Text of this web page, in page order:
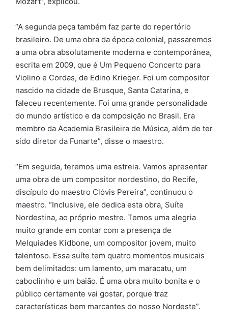
“A segunda peça também faz parte do repertório
brasileiro. De uma obra da época colonial, passaremos
a uma obra absolutamente moderna e contemporânea,
escrita em 2009, que é Um Pequeno Concerto para
Violino e Cordas, de Edino Krieger. Foi um compositor
nascido na cidade de Brusque, Santa Catarina, e
faleceu recentemente. Foi uma grande personalidade
do mundo artístico e da composição no Brasil. Era
membro da Academia Brasileira de Música, além de ter
sido diretor da Funarte”, disse o maestro.
“Em seguida, teremos uma estreia. Vamos apresentar
uma obra de um compositor nordestino, do Recife,
discípulo do maestro Clóvis Pereira”, continuou o
maestro. “Inclusive, ele dedica esta obra, Suíte
Nordestina, ao próprio mestre. Temos uma alegria
muito grande em contar com a presença de
Melquiades Kidbone, um compositor jovem, muito
talentoso. Essa suíte tem quatro momentos musicais
bem delimitados: um lamento, um maracatu, um
caboclinho e um baião. É uma obra muito bonita e o
público certamente vai gostar, porque traz
características bem marcantes do nosso Nordeste”.